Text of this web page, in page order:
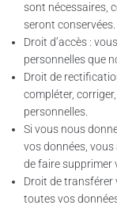
sont nécessaires,
seront conservées.
Droit d’accès :
personnelles que
Droit de
compléter,
personnelles.
Si vous nous
vos données,
de faire supprimer
Droit de transférer
toutes vos